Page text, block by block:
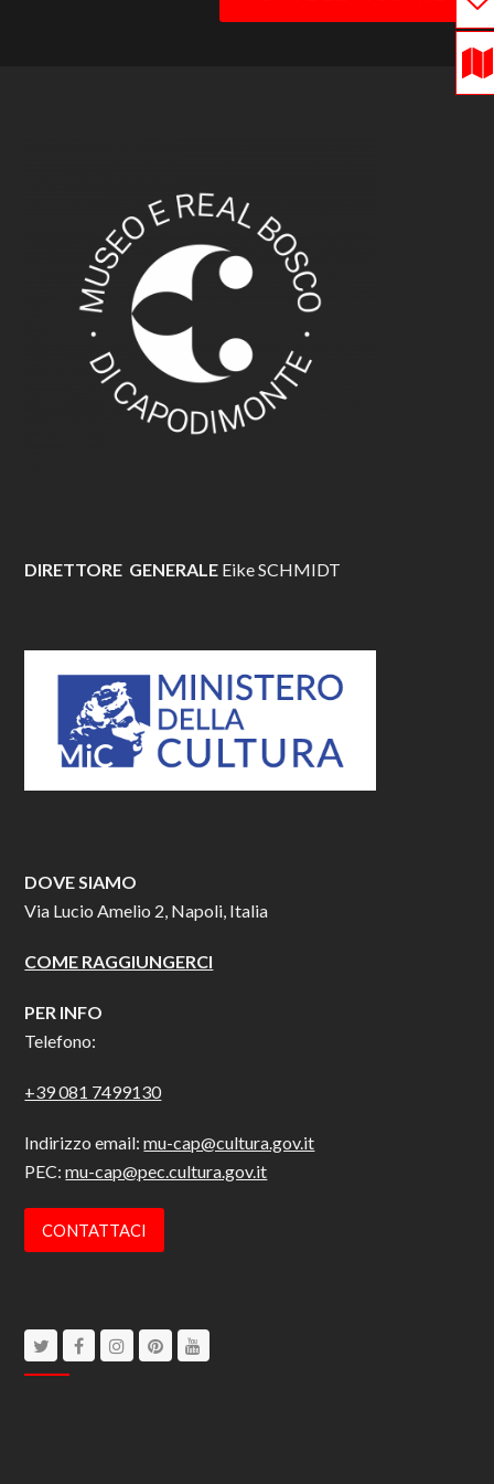
DIRETTORE GENERALE Eike SCHMIDT
DOVE SIAMO
Via Lucio Amelio 2, Napoli, Italia
COME RAGGIUNGERCI
PER INFO
Telefono:
+39 081 7499130
Indirizzo email:mu-cap@cultura.gov.it
PEC:mu-cap@pec.cultura.gov.it
CONTATTACI
TwitterFacebookInstagram
Pinterest